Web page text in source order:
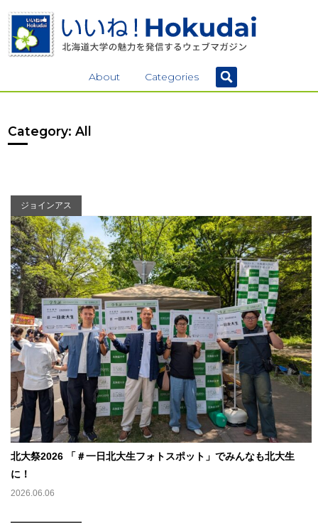
About Categories
Category: All
ジョインアス
北大祭2026 「＃一日北大生フォトスポット」でみんなも北大生
に！
2026.06.06